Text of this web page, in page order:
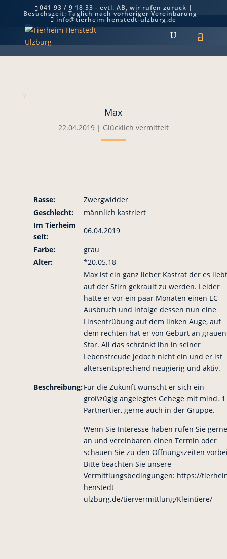
041 93 / 9 18 33 - evtl. AB, wir rufen zurück |
Besuchszeit: Täglich nach vorheriger Vereinbarung
info@tierheim-henstedt-ulzburg.de
Max
7
Max
22.04.2019| Glücklich vermittelt
Rasse:
Zwergwidder
Geschlecht:
männlich kastriert
Im Tierheim
seit:
06.04.2019
Farbe:
grau
Alter:
*20.05.18
Beschreibung:
Max ist ein ganz lieber Kastrat der es liebt
auf der Stirn gekrault zu werden. Leider
hatte er vor ein paar Monaten einen EC-
Ausbruch und infolge dessen nun eine
Linsentrübung auf dem linken Auge, auf
dem rechten hat er von Geburt an grauen
Star. All das schränkt ihn in seiner
Lebensfreude jedoch nicht ein und er ist
altersentsprechend neugierig und aktiv.
Für die Zukunft wünscht er sich ein
großzügig angelegtes Gehege mit mind. 1
Partnertier, gerne auch in der Gruppe.
Wenn Sie Interesse haben rufen Sie gerne
an und vereinbaren einen Termin oder
schauen Sie zu den Öffnungszeiten
Bitte beachten Sie unsere
Vermittlungsbedingungen: https://
henstedt-
ulzburg.de/tiervermittlung/Kleintiere/